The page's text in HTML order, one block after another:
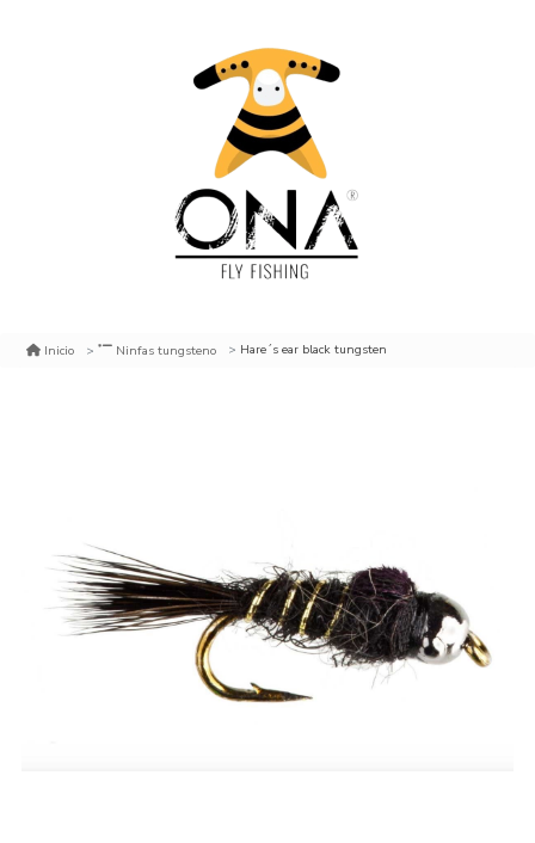
Inicio Ninfas tungsteno Hare´s ear black tungsten